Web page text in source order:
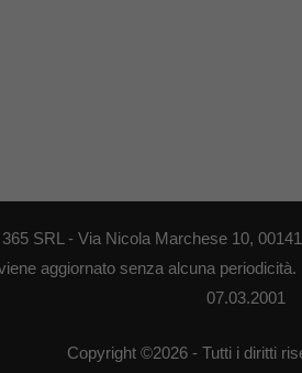
SRL - Via Nicola Marchese 10,
aggiornato senza alcuna
07.03.2001
Copyright ©2026 - Tutti i diritti